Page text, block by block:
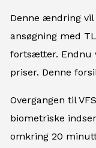
Denne ændring
ansøgning med
fortsætter. Endnu
priser. Denne
Overgangen til
biometriske
omkring 20